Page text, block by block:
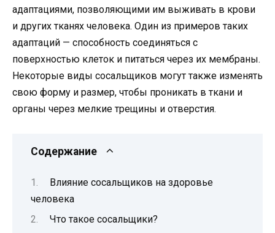
адаптациями, позволяющими им выживать в крови
и других тканях человека. Один из примеров таких
адаптаций — способность соединяться с
поверхностью клеток и питаться через их мембраны.
Некоторые виды сосальщиков могут также изменять
свою форму и размер, чтобы проникать в ткани и
органы через мелкие трещины и отверстия.
Содержание
Влияние сосальщиков на здоровье
человека
Что такое сосальщики?